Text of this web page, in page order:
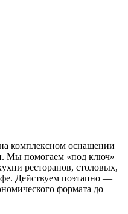
комплексном оснащении
Мы помогаем «под ключ»
ресторанов, столовых,
Действуем поэтапно —
формата до